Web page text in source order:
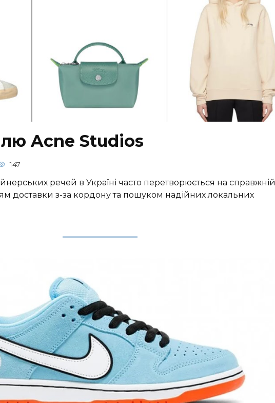
Acne Studios
147
речей в Україні часто перетворюється на справжній
доставки з-за кордону та пошуком надійних локальних